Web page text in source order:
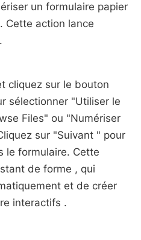
un formulaire papier
Cette action lance
cliquez sur le bouton
sélectionner "Utiliser le
Files" ou "Numériser
sur "Suivant " pour
le formulaire. Cette
de forme , qui
et de créer
interactifs .